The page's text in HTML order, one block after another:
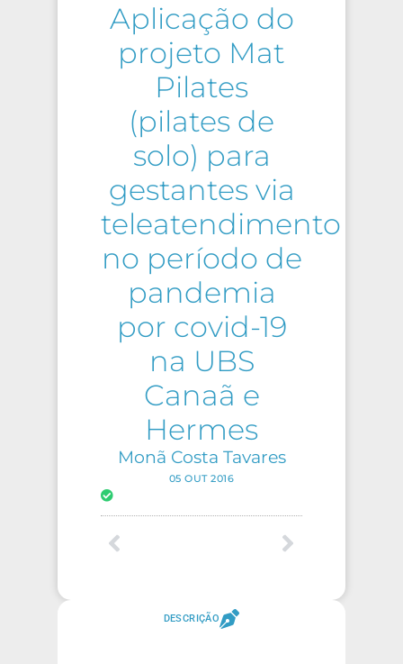
Aplicação do
projeto Mat
Pilates
(pilates de
solo) para
gestantes via
teleatendimento
no período de
pandemia
por covid-19
na UBS
Canaã e
Hermes
Monã Costa Tavares
05 OUT 2016
DESCRIÇÃO